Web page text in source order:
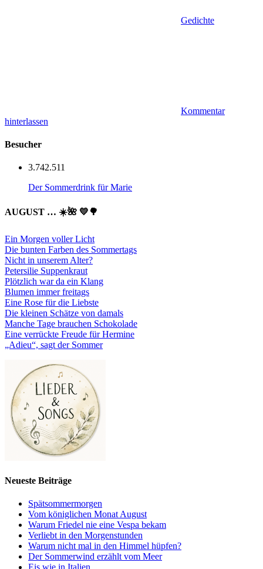
Gedichte
Kommentar
hinterlassen
Besucher
3.742.511
Der Sommerdrink für Marie
AUGUST … ☀️🌺 💛🌳
Ein Morgen voller Licht
Die bunten Farben des Sommertags
Nicht in unserem Alter?
Petersilie Suppenkraut
Plötzlich war da ein Klang
Blumen immer freitags
Eine Rose für die Liebste
Die kleinen Schätze von damals
Manche Tage brauchen Schokolade
Eine verrückte Freude für Hermine
„Adieu“, sagt der Sommer
Neueste Beiträge
Spätsommermorgen
Vom königlichen Monat August
Warum Friedel nie eine Vespa bekam
Verliebt in den Morgenstunden
Warum nicht mal in den Himmel hüpfen?
Der Sommerwind erzählt vom Meer